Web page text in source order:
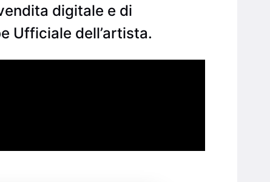
digitale e di
Ufficiale dell’artista.